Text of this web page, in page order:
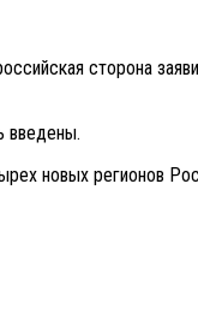
сторона
введены.
новых регионов